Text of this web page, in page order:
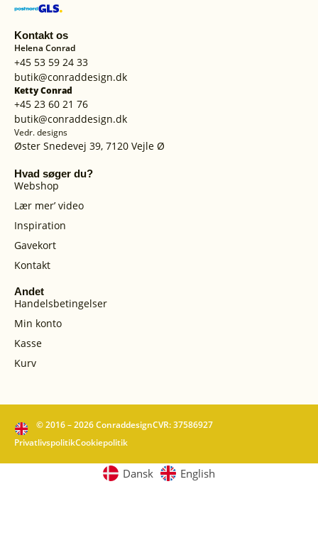
Kontakt os
Helena Conrad
+45 53 59 24 33
butik@conraddesign.dk
Ketty Conrad
+45 23 60 21 76
butik@conraddesign.dk
Vedr. designs
Øster Snedevej 39, 7120 Vejle Ø
Hvad søger du?
Webshop
Lær mer’ video
Inspiration
Gavekort
Kontakt
Andet
Handelsbetingelser
Min konto
Kasse
Kurv
© 2016 – 2026 ConraddesignCVR: 37586927
PrivatlivspolitikCookiepolitik
Dansk English